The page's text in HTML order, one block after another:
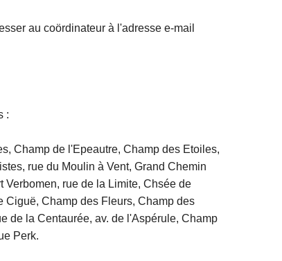
au coördinateur à l'adresse e-mail
:
Champ de l'Epeautre, Champ des Etoiles,
rue du Moulin à Vent, Grand Chemin
Verbomen, rue de la Limite, Chsée de
Ciguë, Champ des Fleurs, Champ des
de la Centaurée, av. de l'Aspérule, Champ
Perk.